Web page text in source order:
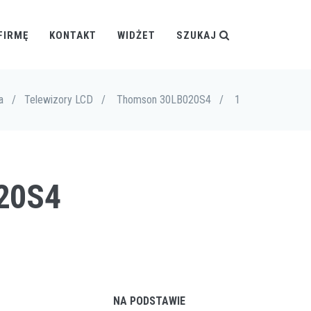
KONTAKT WIDŻET SZUKAJ
/ Telewizory LCD / Thomson 30LB020S4 / 1
NA PODSTAWIE